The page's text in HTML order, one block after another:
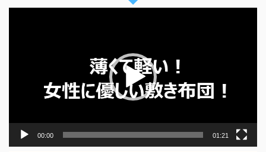
00:00 01:21